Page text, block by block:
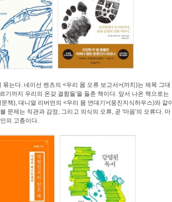
는다. 네이선 렌츠의 <우리 몸 오류 보고서>(까치)는 제목 그대
기까지 우리의 온갖 결함들'을 들춘 책이다. 앞서 나온 책으로는
책), 대니얼 리버먼의 <우리 몸 연대기>(웅진지식하우스)와 같이
문제는 직관과 감정, 그리고 의식의 오류, 곧 '마음'의 오류다. 마
인의 고충이다.